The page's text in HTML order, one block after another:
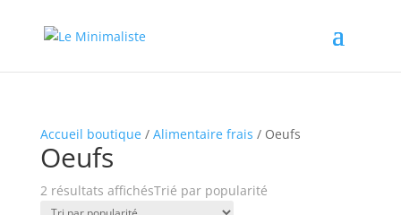
Accueil boutique/ Alimentaire frais / Oeufs
Oeufs
2 résultats affichésTrié par popularité